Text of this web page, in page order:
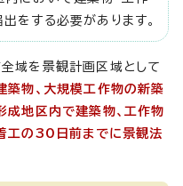
をする必要があります。
域を景観計画区域として
築物、大規模工作物の新築
成地区内で建築物、工作物
工の30日前までに景観法